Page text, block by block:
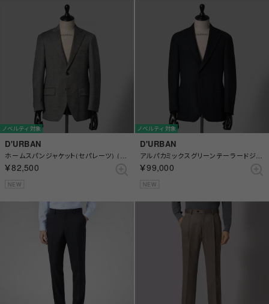
ノベルティ対象
D'URBAN
ホームスパンジャケット(セパレーツ) (総裏)(サイドベンツ) （ライトグレー）
￥82,500
NEW
ノベルティ対象
D'URBAN
アルパカミックスグリーンテーラードジャケット(総裏)(サイドベンツ) （グリーン）
￥99,000
NEW